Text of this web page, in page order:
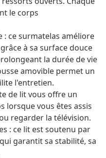
le corps
ce surmatelas améliore
à sa surface douce
la durée de vie
amovible permet un
l'entretien.
de lit vous offre un
lorsque vous êtes assis
regarder la télévision.
: ce lit est soutenu par
garantit sa stabilité, sa